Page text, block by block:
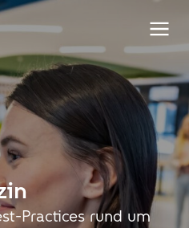
Practices rund um